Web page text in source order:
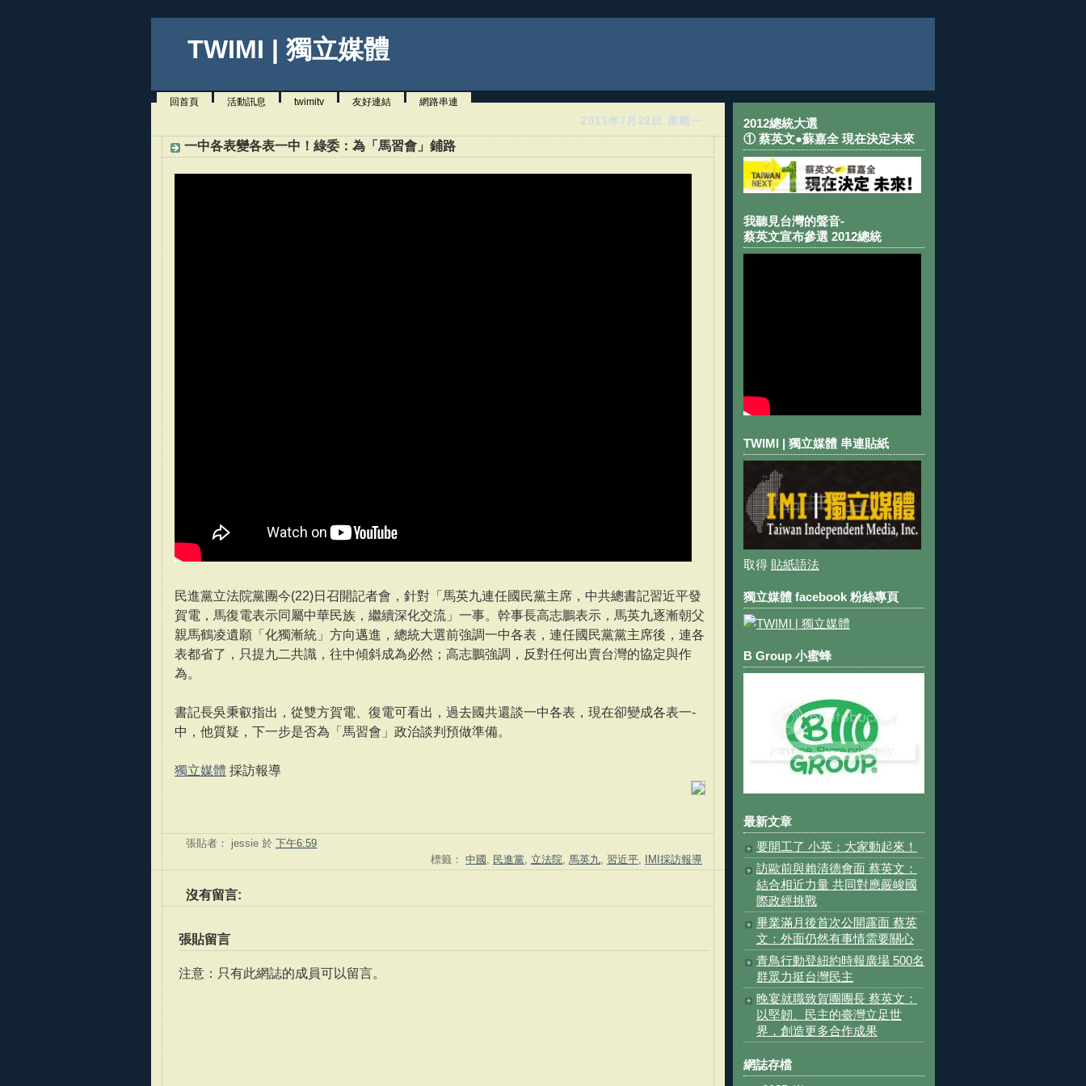
TWIMI | 獨立媒體
回首頁 活動訊息 twimitv 友好連結 網路串連
2013年7月22日 星期一
一中各表變各表一中！綠委：為「馬習會」鋪路
民進黨立法院黨團今(22)日召開記者會，針對「馬英九連任國民黨主席，中共總書記習近平發
賀電，馬復電表示同屬中華民族，繼續深化交流」一事。幹事長高志鵬表示，馬英九逐漸朝父
親馬鶴凌遺願「化獨漸統」方向邁進，總統大選前強調一中各表，連任國民黨黨主席後，連各
表都省了，只提九二共識，往中傾斜成為必然；高志鵬強調，反對任何出賣台灣的協定與作
為。
書記長吳秉叡指出，從雙方賀電、復電可看出，過去國共還談一中各表，現在卻變成各表一­
中，他質疑，下一步是否為「馬習會」政治談判預做準備。
獨立媒體 採訪報導
張貼者： jessie 於 下午6:59
標籤： 中國 民進黨 立法院 馬英九 習近平 IMI採訪報導
沒有留言:
張貼留言
注意：只有此網誌的成員可以留言。
2012總統大選
① 蔡英文●蘇嘉全 現在決定未來
我聽見台灣的聲音-
蔡英文宣布參選 2012總統
TWIMI | 獨立媒體 串連貼紙
取得 貼紙語法
獨立媒體 facebook 粉絲專頁
B Group 小蜜蜂
最新文章
要開工了 小英：大家動起來！
訪歐前與賴清德會面 蔡英文：
結合相近力量 共同對應嚴峻國
際政經挑戰
畢業滿月後首次公開露面 蔡英
文：外面仍然有事情需要關心
青鳥行動登紐約時報廣場 500名
群眾力挺台灣民主
晚宴就職致賀團團長 蔡英文：
以堅韌、民主的臺灣立足世
界，創造更多合作成果
網誌存檔